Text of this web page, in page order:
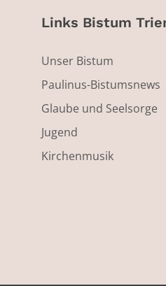
Links Bistum
Unser Bistum
Paulinus-Bistumsnews
Glaube und Seelsorge
Jugend
Kirchenmusik